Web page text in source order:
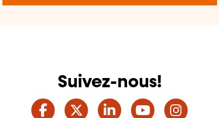
Suivez-nous!
Facebook
TwitterLinkedInYouTube